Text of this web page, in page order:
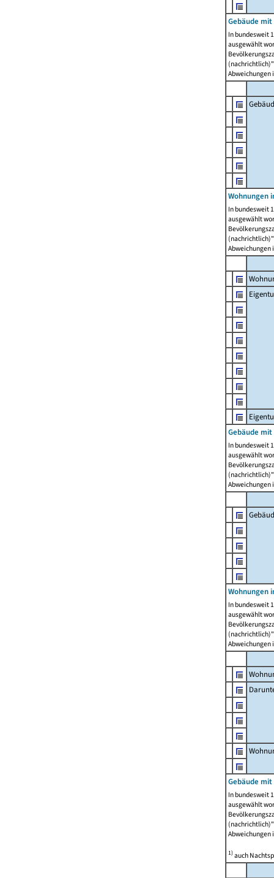
Gebäude mit
In bundesweit
ausgewählt
Abweichungen
Wohnungen
In bundesweit
ausgewählt
Abweichungen
Gebäude
In bundesweit
ausgewählt
Abweichungen
Wohnungen
In bundesweit
ausgewählt
Abweichungen
Gebäude
In bundesweit
ausgewählt
Abweichungen
1)auch